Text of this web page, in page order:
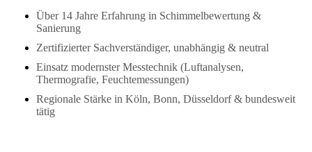
Über 14 Jahre Erfahrung in Schimmelbewertung &
Sanierung
Zertifizierter Sachverständiger, unabhängig & neutral
Einsatz modernster Messtechnik (Luftanalysen,
Thermografie, Feuchtemessungen)
Regionale Stärke in Köln, Bonn, Düsseldorf & bundesweit
tätig